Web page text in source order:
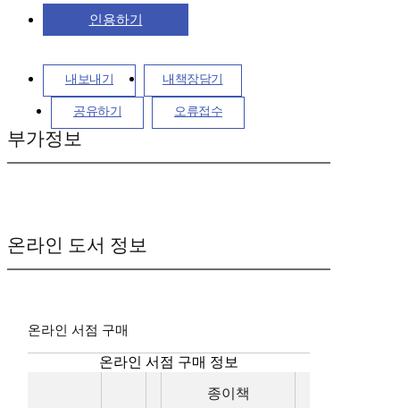
인용하기
내보내기 내책장담기
공유하기 오류접수
부가정보
온라인 도서 정보
온라인 서점 구매
온라인 서점 구매 정보
종이책